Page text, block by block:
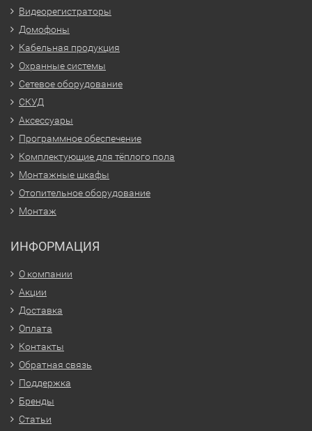
Видеорегистраторы
Домофоны
Кабельная продукция
Охранные системы
Сетевое оборудование
СКУД
Аксессуары
Программное обеспечение
Комплектующие для тёплого пола
Монтажные шкафы
Отопительное оборудование
Монтаж
ИНФОРМАЦИЯ
О компании
Акции
Доставка
Оплата
Контакты
Обратная связь
Поддержка
Бренды
Статьи